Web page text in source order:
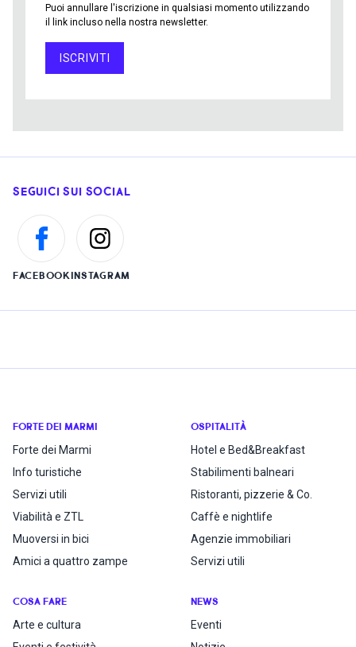
Puoi annullare l'iscrizione in qualsiasi momento utilizzando
il link incluso nella nostra newsletter.
ISCRIVITI
SEGUICI SUI SOCIAL
FACEBOOKINSTAGRAM
FORTE DEI MARMI
Forte dei Marmi
Info turistiche
Servizi utili
Viabilità e ZTL
Muoversi in bici
Amici a quattro zampe
OSPITALITÀ
Hotel e Bed&Breakfast
Stabilimenti balneari
Ristoranti, pizzerie & Co.
Caffè e nightlife
Agenzie immobiliari
Servizi utili
COSA FARE
Arte e cultura
NEWS
Eventi